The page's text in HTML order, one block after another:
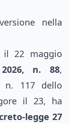
nella
il 22 maggio
n. 88,
n. 117 dello
il 23, ha
legge 27